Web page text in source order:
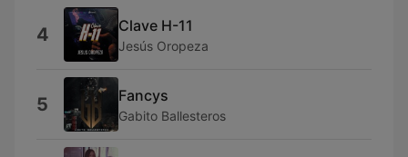
4 Clave H-11
Jesús Oropeza
5 Fancys
Gabito Ballesteros